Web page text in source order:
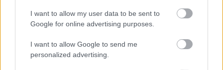
I want to allow my user data to be sent to
Google for online advertising purposes.
I want to allow Google to send me
personalized advertising.
23. agosto 2021 PorJesus Gallo
Estos son los jugadores lesionados que nos dejó la jornada 2.
Leer más »